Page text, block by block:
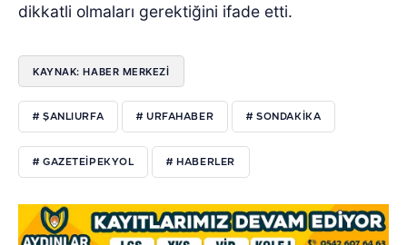
dikkatli olmaları gerektiğini ifade etti.
KAYNAK: HABER MERKEZI
# ŞANLIURFA # URFAHABER # SONDAKIKA
# GAZETEIPEKYOL # HABERLER